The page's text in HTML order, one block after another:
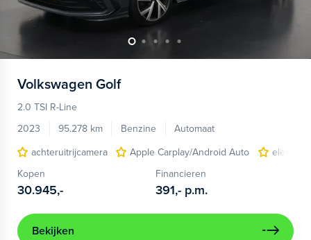
Volkswagen Golf
2.0 TSI R-Line
2023
95.278 km Benzine
Automaat
achteruitrijcamera
Apple Carplay/Android Auto
Kopen
30.945,-
Financieren
391,- p.m.
Bekijken